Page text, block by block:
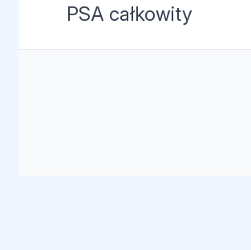
PSA całkowity